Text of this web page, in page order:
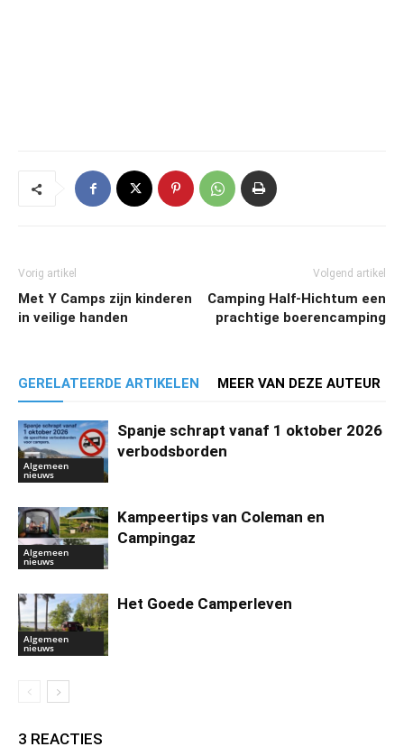
Vorig artikel
Met Y Camps zijn kinderen
in veilige handen
Volgend artikel
Camping Half-Hichtum een
prachtige boerencamping
GERELATEERDE ARTIKELEN MEER VAN DEZE AUTEUR
Algemeen
nieuws
Spanje schrapt vanaf 1 oktober 2026
verbodsborden
Algemeen
nieuws
Kampeertips van Coleman en
Campingaz
Algemeen
nieuws
Het Goede Camperleven
3 REACTIES